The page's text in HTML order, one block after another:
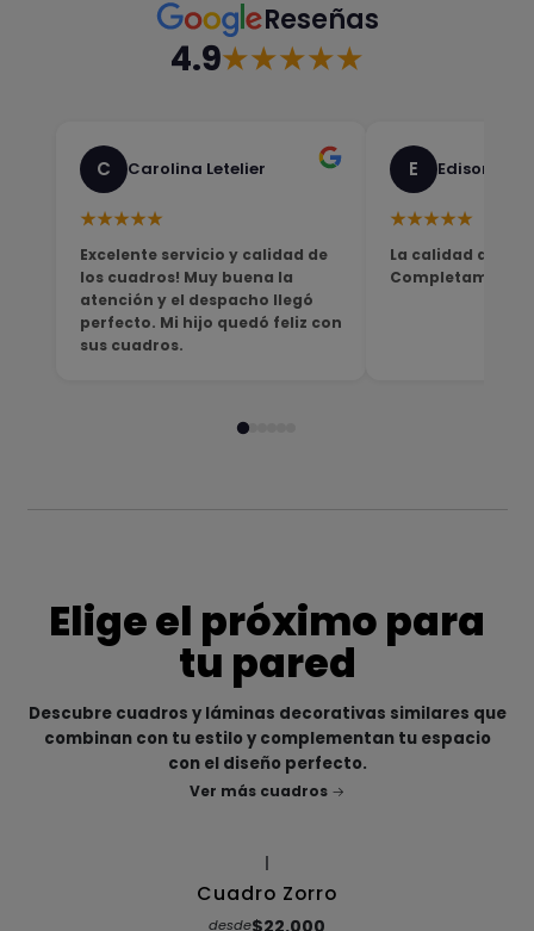
Reseñas
4.9★★★★★
C Carolina Letelier
★★★★★
Excelente servicio y calidad de
los cuadros! Muy buena la
atención y el despacho llegó
perfecto. Mi hijo quedó feliz con
sus cuadros.
E Edison
★★★★★
La calidad del
Completamente
Elige el próximo para
tu pared
Descubre cuadros y láminas decorativas similares que
combinan con tu estilo y complementan tu espacio
con el diseño perfecto.
Ver más cuadros
Cuadro Zorro
desde$22.000